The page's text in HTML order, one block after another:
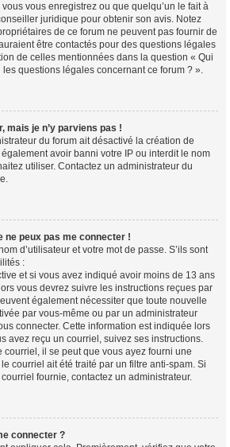
vous enregistrez ou que quelqu’un le fait à
juridique pour obtenir son avis. Notez
de ce forum ne peuvent pas fournir de
être contactés pour des questions légales
de celles mentionnées dans la question « Qui
questions légales concernant ce forum ? ».
mais je n’y parviens pas !
du forum ait désactivé la création de
avoir banni votre IP ou interdit le nom
utiliser. Contactez un administrateur du
peux pas me connecter !
d’utilisateur et votre mot de passe. S’ils sont
:
et si vous avez indiqué avoir moins de 13 ans
vous devrez suivre les instructions reçues par
également nécessiter que toute nouvelle
par vous-même ou par un administrateur
connecter. Cette information est indiquée lors
avez reçu un courriel, suivez ses instructions.
courriel, il se peut que vous ayez fourni une
courriel ait été traité par un filtre anti-spam. Si
fournie, contactez un administrateur.
connecter ?